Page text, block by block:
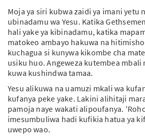
Moja ya siri kubwa zaidi ya imani yetu
ubinadamu wa Yesu. Katika
hali yake ya kibinadamu, katika
matokeo ambayo hakuwa na
kuchagua si kunywa kikombe cha
usiku huo. Angeweza kutembea
kuwa kushindwa tamaa.
Yesu alikuwa na uamuzi mkali wa
kufanya peke yake. Lakini alihitaji
pamoja naye wakati alipoufanya.
imesumbuliwa hadi kufikia hatua ya
uwepo wao.